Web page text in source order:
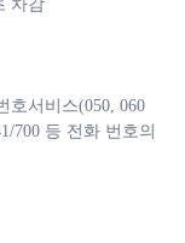
차감
호서비스(050, 060
700 등 전화 번호의